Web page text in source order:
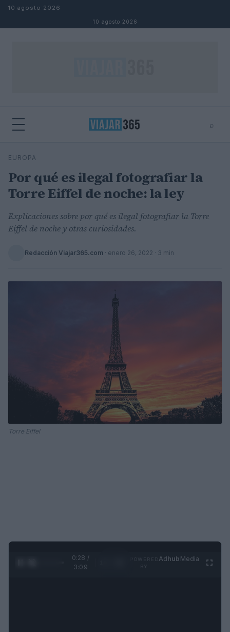
Saltar al contenido
10 agosto 2026
10 agosto 2026
⌕
Buscar
EUROPA
Por qué es ilegal fotografiar la
Torre Eiffel de noche: la ley
Explicaciones sobre por qué es ilegal fotografiar la Torre
Eiffel de noche y otras curiosidades.
Redacción Viajar365.com · enero 26, 2022 · 3 min
Torre Eiffel
0:29 /
3:09
Adhub Media